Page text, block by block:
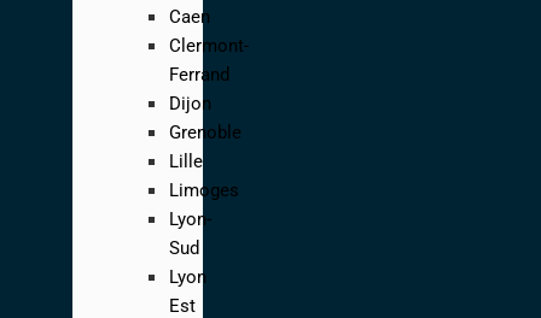
Caen
Clermont-
Ferrand
Dijon
Grenoble
Lille
Limoges
Lyon-
Sud
Lyon
Est